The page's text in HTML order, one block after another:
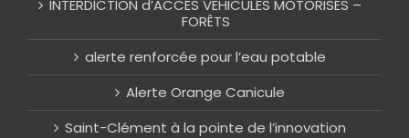
INTERDICTION d’ACCÈS VÉHICULES MOTORISÉS –
FORÊTS
alerte renforcée pour l’eau potable
Alerte Orange Canicule
Saint-Clément à la pointe de l’innovation